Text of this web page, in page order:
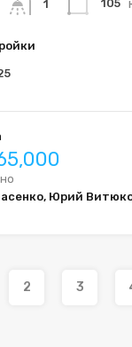
1 105
Юрий
2 3